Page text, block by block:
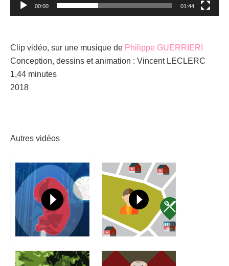
00:00 01:44
Clip vidéo, sur une musique de Philippe GUERRIERI
Conception, dessins et animation : Vincent LECLERC
1,44 minutes
2018
Autres vidéos